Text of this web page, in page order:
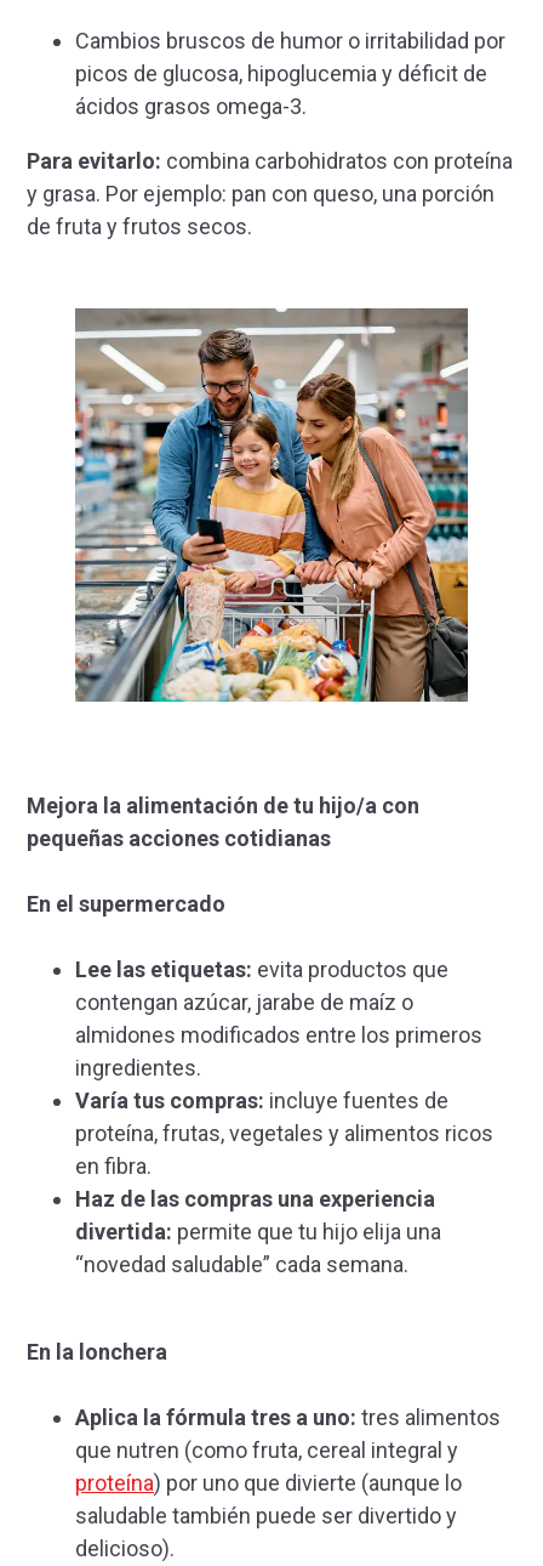
Cambios bruscos de humor o irritabilidad por
picos de glucosa, hipoglucemia y déficit de
ácidos grasos omega-3.
Para evitarlo: combina carbohidratos con proteína
y grasa. Por ejemplo: pan con queso, una porción
de fruta y frutos secos.
Mejora la alimentación de tu hijo/a con
pequeñas acciones cotidianas
En el supermercado
Lee las etiquetas: evita productos que
contengan azúcar, jarabe de maíz o
almidones modificados entre los primeros
ingredientes.
Varía tus compras: incluye fuentes de
proteína, frutas, vegetales y alimentos ricos
en fibra.
Haz de las compras una experiencia
divertida: permite que tu hijo elija una
“novedad saludable” cada semana.
En la lonchera
Aplica la fórmula tres a uno: tres alimentos
que nutren (como fruta, cereal integral y
proteína) por uno que divierte (aunque lo
saludable también puede ser divertido y
delicioso).